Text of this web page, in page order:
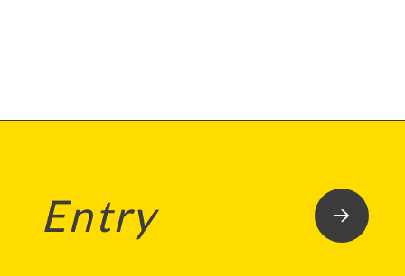
Entry